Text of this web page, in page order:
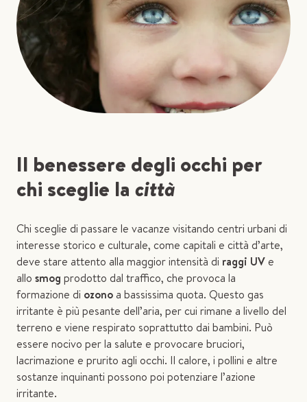
Il benessere degli occhi per
chi sceglie la città
Chi sceglie di passare le vacanze visitando centri urbani di
interesse storico e culturale, come capitali e città d’arte,
deve stare attento alla maggior intensità di raggi UV e
allo smog prodotto dal traffico, che provoca la
formazione di ozonoa bassissima quota. Questo gas
irritante è più pesante dell’aria, per cui rimane a livello del
terreno e viene respirato soprattutto dai bambini. Può
essere nocivo per la salute e provocare bruciori,
lacrimazione e prurito agli occhi. Il calore, i pollini e altre
sostanze inquinanti possono poi potenziare l’azione
irritante.